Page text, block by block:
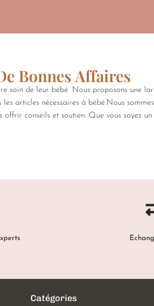
Bonnes Affaires
soin de leur bébé. Nous proposons une
articles nécessaires à bébé.Nous
conseils et soutien. Que vous soyez un
Catégories